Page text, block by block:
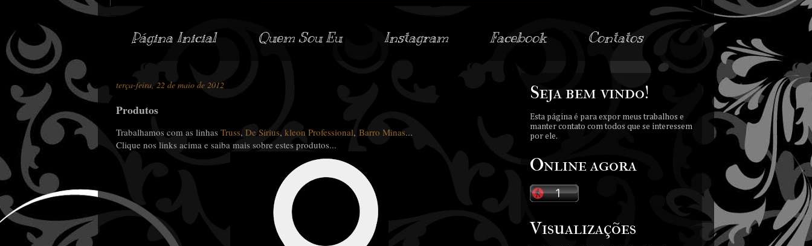
Página Inicial Quem Sou Eu Instagram Facebook Contatos
terça-feira, 22 de maio de 2012
Produtos
Trabalhamos com as linhas Truss, De Sírius, kleon Professional, Barro Minas...
Clique nos links acima e saiba mais sobre estes produtos...
Seja bem vindo!
Esta página é para expor meus trabalhos e
manter contato com todos que se interessem
por ele.
Online agora
Visualizações